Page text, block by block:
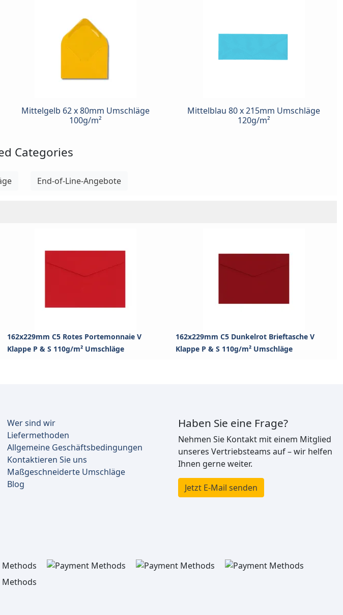
Mittelgelb 62 x 80mm Umschläge
100g/m²
Mittelblau 80 x 215mm Umschläge
120g/m²
Categories
End-of-Line-Angebote
162x229mm C5 Rotes Portemonnaie V
Klappe P & S 110g/m² Umschläge
162x229mm C5 Dunkelrot Brieftasche V
Klappe P & S 110g/m² Umschläge
Wer sind wir
Liefermethoden
Allgemeine Geschäftsbedingungen
Kontaktieren Sie uns
Maßgeschneiderte Umschläge
Blog
Haben Sie eine Frage?
Nehmen Sie Kontakt mit einem Mitglied
unseres Vertriebsteams auf – wir helfen
Ihnen gerne weiter.
Jetzt E-Mail senden